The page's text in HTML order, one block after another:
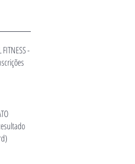
FITNESS -